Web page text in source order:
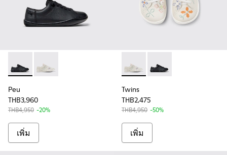
Peu - 80003-146 - รองเท้าหนังสีดําสําหรับเด็ก
Peu - 80003-150 - White Leather Kids' Shoes for
Peu
THB3,960
THB4,950 -20%
เพิ่ม
Twins - 80003-150 - White
Twins - 80003-146 -
Twins
THB2,475
THB4,950 -50%
เพิ่ม